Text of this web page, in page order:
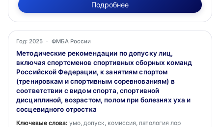
Подробнее
Год: 2025 · ФМБА России
Методические рекомендации по допуску лиц,
включая спортсменов спортивных сборных команд
Российской Федерации, к занятиям спортом
(тренировкам и спортивным соревнованиям) в
соответствии с видом спорта, спортивной
дисциплиной, возрастом, полом при болезнях уха и
сосцевидного отростка
Ключевые слова: умо, допуск, комиссия, патология лор